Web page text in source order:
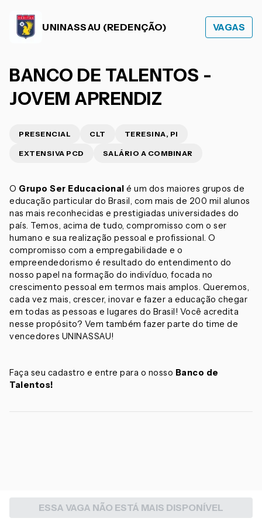
UNINASSAU (REDENÇÃO) VAGAS
BANCO DE TALENTOS -
JOVEM APRENDIZ
PRESENCIAL CLT TERESINA, PI
EXTENSIVA PCD SALÁRIO A COMBINAR
O Grupo Ser Educacional é um dos maiores grupos de
educação particular do Brasil, com mais de 200 mil alunos
nas mais reconhecidas e prestigiadas universidades do
país. Temos, acima de tudo, compromisso com o ser
humano e sua realização pessoal e profissional. O
compromisso com a empregabilidade e o
empreendedorismo é resultado do entendimento do
nosso papel na formação do indivíduo, focada no
crescimento pessoal em termos mais amplos. Queremos,
cada vez mais, crescer, inovar e fazer a educação chegar
em todas as pessoas e lugares do Brasil! Você acredita
nesse propósito? Vem também fazer parte do time de
vencedores UNINASSAU!
Faça seu cadastro e entre para o nosso Banco de
Talentos!
ESSA VAGA NÃO ESTÁ MAIS DISPONÍVEL